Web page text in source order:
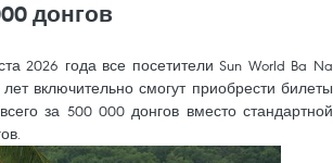
донгов
2026 года все посетители Sun World Ba Na
включительно смогут приобрести билеты
за 500 000 донгов вместо стандартной